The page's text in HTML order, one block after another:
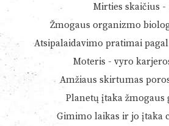
Mirties skaičius -
Žmogaus organizmo
Atsipalaidavimo pratimai
Moteris - vyro
Amžiaus skirtumas
Planetų įtaka žmogaus
Gimimo laikas ir jo įtaka